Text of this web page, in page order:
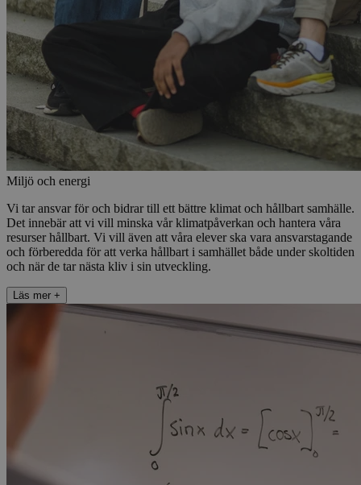
Miljö och energi​​​​‌ ‍ ​‍​‍‌‍ ‌ ​‍‌‍‍‌‌‍‌ ‌‍‍‌‌‍ ‍​‍​‍​ ‍‍​‍​‍‌ ​ ‌‍​‌‌‍ ‍‌‍‍‌‌ ‌​‌ ‍‌​‍ ‍‌‍‍‌‌‍ ​‍​‍​‍ ​​‍​‍‌‍‍​‌ ​‍‌‍‌‌‌‍‌‍​‍​‍​ ‍‍​‍​‍​‍ ‌ ​ ‌ ‌​‌ ‌‌‌‍‌​‌‍‍‌‌‍ ​‍ ‌‍‍‌‌‍ ‍‌ ‌​‌‍‌‌‌‍ ‍‌ ‌​​‍ ‌‍‌‌‌‍‌​‌‍‍‌‌ ‌​​‍ ‌‍ ‌‌‍ ‌‍‌​‌‍‌‌​ ‌‌ ​​‌ ​‍‌‍‌‌‌ ​ ‌‍‌‌‌‍ ‍‌ ‌​‌‍​‌‌ ‌​‌‍‍‌‌‍ ‌‍ ‍​ ‍ ‌‍‍‌‌‍‌​​ ‌​ ​‌​ ​‌​ ‌‌‌‍‌‍​ ​‌‌‍‌‌‌‍​‍​ ‌‌​‍ ‌​ ‌​​ ‌​‌‍​‌‌‍‌‍​‍ ‌​ ‌​​ ​ ​ ‌ ‌‍‌‌​‍ ‌‌‍​‍​ ​‍‌‍​‍​ ‌‍​‍ ‌‌‍‌‍‌‍​ ​ ‍‌‌‍‌​​ ​‌‌‍​‌​ ‌ ​ ‌‍​ ‍​​ ​ ‌‍​‌​ ​‌​ ‍ ‌ ‌​‌ ‍‌‌ ​​‌‍‌‌​ ‌‌‍​‌‌ ​‍‌ ‌​‌‍‍‌‌‍​ ‌‍ ​‌‍‌‌‌‌​​‌‍​‌‌‍‌ ‌‍‌‌​ ‍ ‌ ​​‌‍​‌‌ ‌​‌‍‍​​ ‌‌ ​​‌‍​‌‌‍‌ ‌‍‌‌‌​​‍‌ ‌‌‌‍‍‌‌‍ ​‌‍‌​‌‍‌‌‌ ​‍​‍‌‌​ ‌‌‌​​‍‌‌ ‌‍‍ ‌‍‌‌‌ ‍‌​‍‌‌​ ​ ‌​‌​​‍‌‌​ ​ ‌​‌​​‍‌‌​ ​‍​ ​‍​ ‌ ‌‍‌‍‌‍​‍‌‍‌​​ ‍‌​ ‌​‌‍‌‍‌‍‌​‌‍​ ​ ‌ ​ ‍‌‌‍‌​​‍‌‌​ ​‍​ ​‍​‍‌‌​ ‌‌‌​‌​​‍ ‍‌ ‌ ‌‍‌‌‌‍‌‌‌‍‍ ‌ ​ ​‍‌‌​ ‌‌‌​​‍‌‌ ‌‍‍ ‌‍‌‌‌ ‍‌​‍‌‌​ ​ ‌​‌​​‍‌‌​ ​ ‌​‌​​‍‌‌​ ​‍​ ​‍​ ‌ ‌‍‌‍‌‍‌‌​ ​​‌‍​‍‌‍‌‌​ ​​​ ​‍​ ​ ​ ​‍​ ‍‌​ ​​​‍‌‌​ ​‍​ ​‍​‍‌‌​ ‌‌‌​‌​​‍ ‍‌ ​ ‌‍​ ‌‍‍​‌‍‌‌‌‍‌​‌ ‌‌‌‍ ​‌‍‌‌​‍‌‌​ ‌‌‌​​‍‌‌ ‌‍‍ ‌‍‌‌‌ ‍‌​‍‌‌​ ​ ‌​‌​​‍‌‌​ ​ ‌​‌​​‍‌‌​ ​‍​ ​‍‌‍‌​​ ​​​ ‌‍​ ‌‍‌‍​ ​ ​ ​ ‌‌​ ​ ‌‍​ ​ ‌​​ ‌‌​ ‌‍​‍‌‌​ ​‍​ ​‍​‍‌‌​ ‌‌‌​‌​​‍ ‍‌‍‍​‌‍‌‌‌‍​‌‌‍‌​‌‍‍‌‌‍ ‍‌‍‌ ​ ‌‍​‍‌‍​‌‌ ​ ‌‍‌‌‌‌‌‌‌ ​‍‌‍ ​​ ‌​‍‌‌​ ​‍‌​‌‍‌ ​ ‌ ‌​‌ ‌‌‌‍‌​‌‍‍‌‌‍ ​‍‌‍‌‍‍‌‌‍‌​​ ‌​ ​‌​ ​‌​ ‌‌‌‍‌‍​ ​‌‌‍‌‌‌‍​‍​ ‌‌​‍ ‌​ ‌​​ ‌​‌‍​‌‌‍‌‍​‍ ‌​ ‌​​ ​ ​ ‌ ‌‍‌‌​‍ ‌‌‍​‍​ ​‍‌‍​‍​ ‌‍​‍ ‌‌‍‌‍‌‍​ ​ ‍‌‌‍‌​​ ​‌‌‍​‌​ ‌ ​ ‌‍​ ‍​​ ​ ‌‍​‌​ ​‌​‍‌‍‌ ‌​‌ ‍‌‌ ​​‌‍‌‌​ ‌‌‍​‌‌ ​‍‌ ‌​‌‍‍‌‌‍​ ‌‍ ​‌‍‌‌‌‌​​‌‍​‌‌‍‌ ‌‍‌‌​‍‌‍‌ ​​‌‍​‌‌ ‌​‌‍‍​​ ‌‌ ​​‌‍​‌‌‍‌ ‌‍‌‌‌​​‍‌ ‌‌‌‍‍‌‌‍ ​‌‍‌​‌‍‌‌‌ ​‍​‍‌‌​ ‌‌‌​​‍‌‌ ‌‍‍ ‌‍‌‌‌ ‍‌​‍‌‌​ ​ ‌​‌​​‍‌‌​ ​ ‌​‌​​‍‌‌​ ​‍​ ​‍​ ‌ ‌‍‌‍‌‍​‍‌‍‌​​ ‍‌​ ‌​‌‍‌‍‌‍‌​‌‍​ ​ ‌ ​ ‍‌‌‍‌​​‍‌‌​ ​‍​ ​‍​‍‌‌​ ‌‌‌​‌​​‍ ‍‌ ‌ ‌‍‌‌‌‍‌‌‌‍‍ ‌ ​ ​‍‌‌​ ‌‌‌​​‍‌‌ ‌‍‍ ‌‍‌‌‌ ‍‌​‍‌‌​ ​ ‌​‌​​‍‌‌​ ​ ‌​‌​​‍‌‌​ ​‍​ ​‍​ ‌ ‌‍‌‍‌‍‌‌​ ​​‌‍​‍‌‍‌‌​ ​​​ ​‍​ ​ ​ ​‍​ ‍‌​ ​​​‍‌‌​ ​‍​ ​‍​‍‌‌​ ‌‌‌​‌​​‍ ‍‌ ​ ‌‍​ ‌‍‍​‌‍‌‌‌‍‌​‌ ‌‌‌‍ ​‌‍‌‌​‍‌‌​ ‌‌‌​​‍‌‌ ‌‍‍ ‌‍‌‌‌ ‍‌​‍‌‌​ ​ ‌​‌​​‍‌‌​ ​ ‌​‌​​‍‌‌​ ​‍​ ​‍‌‍‌​​ ​​​ ‌‍​ ‌‍‌‍​ ​ ​ ​ ‌‌​ ​ ‌‍​ ​ ‌​​ ‌‌​ ‌‍​‍‌‌​ ​‍​ ​‍​‍‌‌​ ‌‌‌​‌​​‍ ‍‌‍‍​‌‍‌‌‌‍​‌‌‍‌​‌‍‍‌‌‍ ‍‌‍‌ ​‍‌‍‌ ​​‌‍‌‌‌ ​‍‌ ​ ‌ ​​‌‍‌‌‌‍​ ‌ ‌​‌‍‍‌‌ ‌‍‌‍‌‌​ ‌‌ ​​‌ ‌‌‌‍​‍‌‍ ​‌‍‍‌‌ ​ ‌‍‍​‌‍‌‌‌‍‌​​‍​‍‌ ‌
Vi tar ansvar för och bidrar till ett bättre klimat och hållbart samhälle.
Det innebär att vi vill minska vår klimatpåverkan och hantera våra
resurser hållbart. Vi vill även att våra elever ska vara ansvarstagande
och förberedda för att verka hållbart i samhället både under skoltiden
och när de tar nästa kliv i sin utveckling.​​​​‌ ‍ ​‍​‍‌‍ ‌ ​‍‌‍‍‌‌‍‌ ‌‍‍‌‌‍ ‍​‍​‍​ ‍‍​‍​‍‌ ​ ‌‍​‌‌‍ ‍‌‍‍‌‌ ‌​‌ ‍‌​‍ ‍‌‍‍‌‌‍ ​‍​‍​‍ ​​‍​‍‌‍‍​‌ ​‍‌‍‌‌‌‍‌‍​‍​‍​ ‍‍​‍​‍​‍ ‌ ​ ‌ ‌​‌ ‌‌‌‍‌​‌‍‍‌‌‍ ​‍ ‌‍‍‌‌‍ ‍‌ ‌​‌‍‌‌‌‍ ‍‌ ‌​​‍ ‌‍‌‌‌‍‌​‌‍‍‌‌ ‌​​‍ ‌‍ ‌‌‍ ‌‍‌​‌‍‌‌​ ‌‌ ​​‌ ​‍‌‍‌‌‌ ​ ‌‍‌‌‌‍ ‍‌ ‌​‌‍​‌‌ ‌​‌‍‍‌‌‍ ‌‍ ‍​ ‍ ‌‍‍‌‌‍‌​​ ‌​ ​‌​ ​‌​ ‌‌‌‍‌‍​ ​‌‌‍‌‌‌‍​‍​ ‌‌​‍ ‌​ ‌​​ ‌​‌‍​‌‌‍‌‍​‍ ‌​ ‌​​ ​ ​ ‌ ‌‍‌‌​‍ ‌‌‍​‍​ ​‍‌‍​‍​ ‌‍​‍ ‌‌‍‌‍‌‍​ ​ ‍‌‌‍‌​​ ​‌‌‍​‌​ ‌ ​ ‌‍​ ‍​​ ​ ‌‍​‌​ ​‌​ ‍ ‌ ‌​‌ ‍‌‌ ​​‌‍‌‌​ ‌‌‍​‌‌ ​‍‌ ‌​‌‍‍‌‌‍​ ‌‍ ​‌‍‌‌‌‌​​‌‍​‌‌‍‌ ‌‍‌‌​ ‍ ‌ ​​‌‍​‌‌ ‌​‌‍‍​​ ‌‌ ​​‌‍​‌‌‍‌ ‌‍‌‌‌​​‍‌ ‌‌‌‍‍‌‌‍ ​‌‍‌​‌‍‌‌‌ ​‍​‍‌‌​ ‌‌‌​​‍‌‌ ‌‍‍ ‌‍‌‌‌ ‍‌​‍‌‌​ ​ ‌​‌​​‍‌‌​ ​ ‌​‌​​‍‌‌​ ​‍​ ​‍​ ‌ ‌‍‌‍‌‍​‍‌‍‌​​ ‍‌​ ‌​‌‍‌‍‌‍‌​‌‍​ ​ ‌ ​ ‍‌‌‍‌​​‍‌‌​ ​‍​ ​‍​‍‌‌​ ‌‌‌​‌​​‍ ‍‌ ‌ ‌‍‌‌‌‍‌‌‌‍‍ ‌ ​ ​‍‌‌​ ‌‌‌​​‍‌‌ ‌‍‍ ‌‍‌‌‌ ‍‌​‍‌‌​ ​ ‌​‌​​‍‌‌​ ​ ‌​‌​​‍‌‌​ ​‍​ ​‍​ ‌ ‌‍‌‍‌‍‌‌​ ​​‌‍​‍‌‍‌‌​ ​​​ ​‍​ ​ ​ ​‍​ ‍‌​ ​​​‍‌‌​ ​‍​ ​‍​‍‌‌​ ‌‌‌​‌​​‍ ‍‌ ​ ‌‍​ ‌‍‍​‌‍‌‌‌‍‌​‌ ‌‌‌‍ ​‌‍‌‌​‍‌‌​ ‌‌‌​​‍‌‌ ‌‍‍ ‌‍‌‌‌ ‍‌​‍‌‌​ ​ ‌​‌​​‍‌‌​ ​ ‌​‌​​‍‌‌​ ​‍​ ​‍‌‍‌​​ ​​​ ‌‍​ ‌‍‌‍​ ​ ​ ​ ‌‌​ ​ ‌‍​ ​ ‌​​ ‌‌​ ‌‍​‍‌‌​ ​‍​ ​‍​‍‌‌​ ‌‌‌​‌​​‍ ‍‌ ‌​‌‍‌‌‌ ‍​‌ ‌​​ ‌‍​‍‌‍​‌‌ ​ ‌‍‌‌‌‌‌‌‌ ​‍‌‍ ​​ ‌​‍‌‌​ ​‍‌​‌‍‌ ​ ‌ ‌​‌ ‌‌‌‍‌​‌‍‍‌‌‍ ​‍‌‍‌‍‍‌‌‍‌​​ ‌​ ​‌​ ​‌​ ‌‌‌‍‌‍​ ​‌‌‍‌‌‌‍​‍​ ‌‌​‍ ‌​ ‌​​ ‌​‌‍​‌‌‍‌‍​‍ ‌​ ‌​​ ​ ​ ‌ ‌‍‌‌​‍ ‌‌‍​‍​ ​‍‌‍​‍​ ‌‍​‍ ‌‌‍‌‍‌‍​ ​ ‍‌‌‍‌​​ ​‌‌‍​‌​ ‌ ​ ‌‍​ ‍​​ ​ ‌‍​‌​ ​‌​‍‌‍‌ ‌​‌ ‍‌‌ ​​‌‍‌‌​ ‌‌‍​‌‌ ​‍‌ ‌​‌‍‍‌‌‍​ ‌‍ ​‌‍‌‌‌‌​​‌‍​‌‌‍‌ ‌‍‌‌​‍‌‍‌ ​​‌‍​‌‌ ‌​‌‍‍​​ ‌‌ ​​‌‍​‌‌‍‌ ‌‍‌‌‌​​‍‌ ‌‌‌‍‍‌‌‍ ​‌‍‌​‌‍‌‌‌ ​‍​‍‌‌​ ‌‌‌​​‍‌‌ ‌‍‍ ‌‍‌‌‌ ‍‌​‍‌‌​ ​ ‌​‌​​‍‌‌​ ​ ‌​‌​​‍‌‌​ ​‍​ ​‍​ ‌ ‌‍‌‍‌‍​‍‌‍‌​​ ‍‌​ ‌​‌‍‌‍‌‍‌​‌‍​ ​ ‌ ​ ‍‌‌‍‌​​‍‌‌​ ​‍​ ​‍​‍‌‌​ ‌‌‌​‌​​‍ ‍‌ ‌ ‌‍‌‌‌‍‌‌‌‍‍ ‌ ​ ​‍‌‌​ ‌‌‌​​‍‌‌ ‌‍‍ ‌‍‌‌‌ ‍‌​‍‌‌​ ​ ‌​‌​​‍‌‌​ ​ ‌​‌​​‍‌‌​ ​‍​ ​‍​ ‌ ‌‍‌‍‌‍‌‌​ ​​‌‍​‍‌‍‌‌​ ​​​ ​‍​ ​ ​ ​‍​ ‍‌​ ​​​‍‌‌​ ​‍​ ​‍​‍‌‌​ ‌‌‌​‌​​‍ ‍‌ ​ ‌‍​ ‌‍‍​‌‍‌‌‌‍‌​‌ ‌‌‌‍ ​‌‍‌‌​‍‌‌​ ‌‌‌​​‍‌‌ ‌‍‍ ‌‍‌‌‌ ‍‌​‍‌‌​ ​ ‌​‌​​‍‌‌​ ​ ‌​‌​​‍‌‌​ ​‍​ ​‍‌‍‌​​ ​​​ ‌‍​ ‌‍‌‍​ ​ ​ ​ ‌‌​ ​ ‌‍​ ​ ‌​​ ‌‌​ ‌‍​‍‌‌​ ​‍​ ​‍​‍‌‌​ ‌‌‌​‌​​‍ ‍‌ ‌​‌‍‌‌‌ ‍​‌ ‌​​‍‌‍‌ ​​‌‍‌‌‌ ​‍‌ ​ ‌ ​​‌‍‌‌‌‍​ ‌ ‌​‌‍‍‌‌ ‌‍‌‍‌‌​ ‌‌ ​​‌ ‌‌‌‍​‍‌‍ ​‌‍‍‌‌ ​ ‌‍‍​‌‍‌‌‌‍‌​​‍​‍‌ ‌
Läs mer +